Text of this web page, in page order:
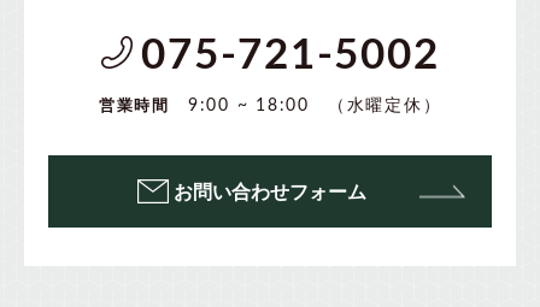
075-721-5002
営業時間 9:00 ~ 18:00 （水曜定休）
お問い合わせフォーム